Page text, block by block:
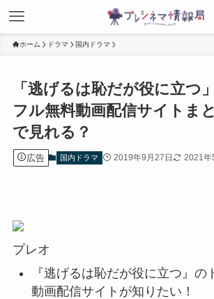
ホーム ドラマ 国内ドラマ
「逃げるは恥だが役に立つ
フル無料動画配信サイトま
で見れる？
広告 国内ドラマ 2019年9月27日 2021年
プレオ
『逃げるは恥だが役に立つ』の
動画配信サイトが知りたい！